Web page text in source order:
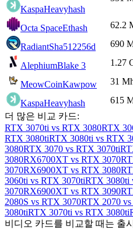
KaspaHeavyhash
Octa SpaceEthash 62.2
RadiantSha512256d 690
AlephiumBlake 3 1.27
MeowCoinKawpow 31
KaspaHeavyhash 615
더 많은 비교 카드:
RTX 3070ti vs RTX 3080RTX
RTX 3080tiRTX 3080ti vs RTX
3080RTX 3070 vs RTX 3070ti
3080RX6700XT vs RTX 3070
3070RX6900XT vs RTX 3080
3060ti vs RTX 3070tiRTX 3080ti
3070RX6900XT vs RTX 3090
2080S vs RTX 3070RTX 2070
3080tiRTX 3070ti vs RTX 3080ti
비디오 카드를 비교할 때는 출